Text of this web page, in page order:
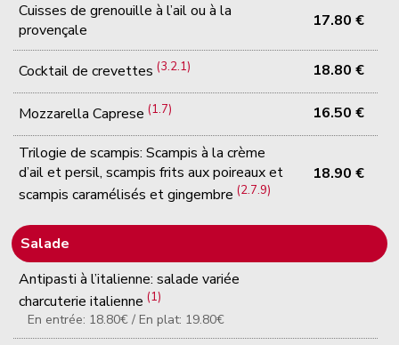
Cuisses de grenouille à l’ail ou à la
provençale
17.80 €
Cocktail de crevettes(3.2.1) 18.80 €
Mozzarella Caprese(1.7) 16.50 €
Trilogie de scampis: Scampis à la crème
d’ail et persil, scampis frits aux poireaux et
scampis caramélisés et gingembre(2.7.9)
18.90 €
Salade
Antipasti à l’italienne: salade variée
charcuterie italienne(1)
En entrée: 18.80€ / En plat: 19.80€